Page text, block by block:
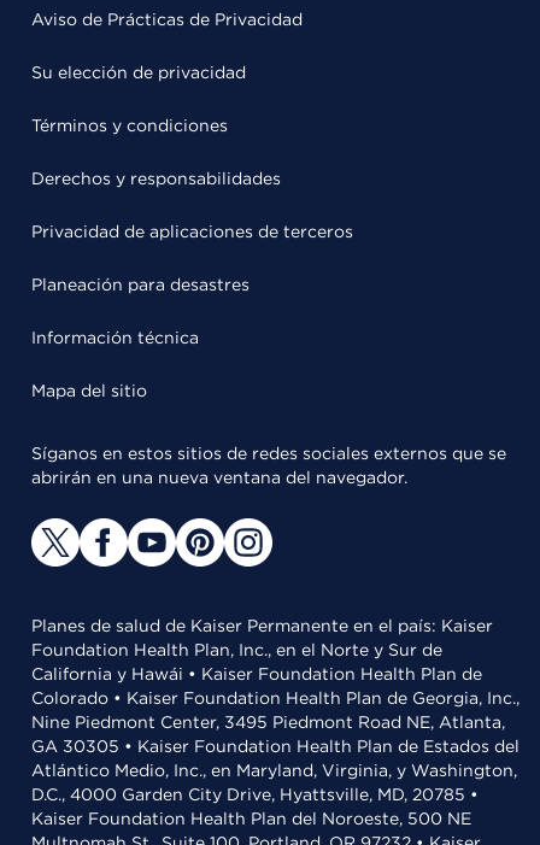
Aviso de Prácticas de Privacidad
Su elección de privacidad
Términos y condiciones
Derechos y responsabilidades
Privacidad de aplicaciones de terceros
Planeación para desastres
Información técnica
Mapa del sitio
Síganos en estos sitios de redes sociales externos que se
abrirán en una nueva ventana del navegador.
Planes de salud de Kaiser Permanente en el país: Kaiser
Foundation Health Plan, Inc., en el Norte y Sur de
California y Hawái • Kaiser Foundation Health Plan de
Colorado • Kaiser Foundation Health Plan de Georgia, Inc.,
Nine Piedmont Center, 3495 Piedmont Road NE, Atlanta,
GA 30305 • Kaiser Foundation Health Plan de Estados del
Atlántico Medio, Inc., en Maryland, Virginia, y Washington,
D.C., 4000 Garden City Drive, Hyattsville, MD, 20785 •
Kaiser Foundation Health Plan del Noroeste, 500 NE